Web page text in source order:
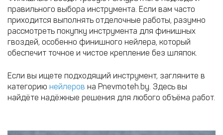
правильного выбора инструмента. Если вам часто
приходится выполнять отделочные работы, разумно
рассмотреть покупку инструмента для финишных
гвоздей, особенно финишного нейлера, который
обеспечит точное и чистое крепление без шляпок.
Если вы ищете подходящий инструмент, загляните в
категорию нейлеров на Pnevmoteh.by. Здесь вы
найдёте надёжные решения для любого объёма работ.